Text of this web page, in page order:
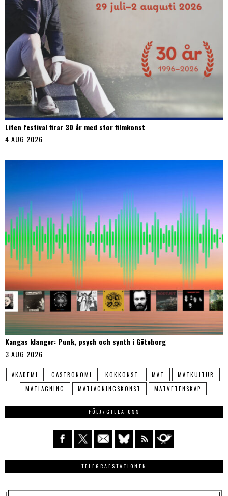
Liten festival firar 30 år med stor filmkonst
4 AUG 2026
Kangas klanger: Punk, psych och synth i Göteborg
3 AUG 2026
AKADEMI GASTRONOMI KOKKONST MAT
MATKULTUR
MATLAGNING
MATLAGNINGSKONST MATVETENSKAP
FÖLJ/GILLA OSS
TELEGRAFSTATIONEN